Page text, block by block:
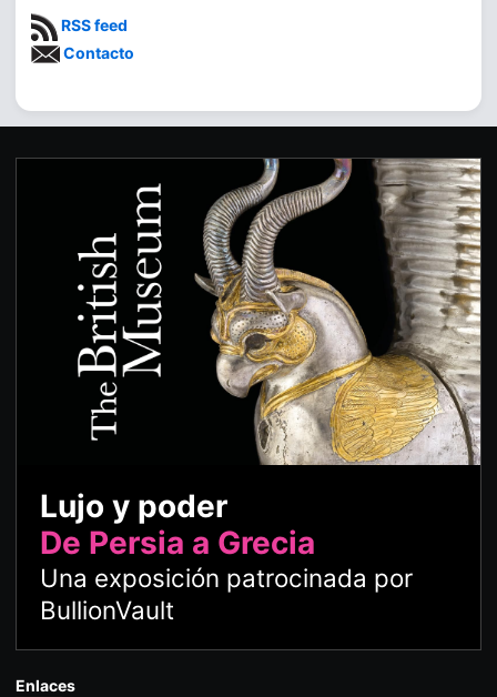
RSS feed
Contacto
Lujo y poder
De Persia a Grecia
Una exposición patrocinada por
BullionVault
Enlaces